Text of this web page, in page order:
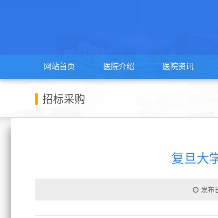
网站首页 医院介绍 医院资讯
招标采购
复旦大
发布